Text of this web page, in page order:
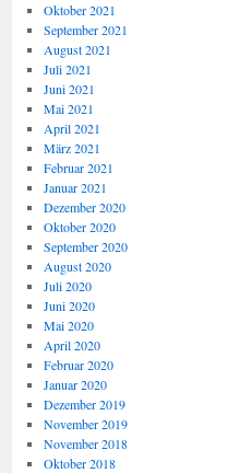
Oktober 2021
September 2021
August 2021
Juli 2021
Juni 2021
Mai 2021
April 2021
März 2021
Februar 2021
Januar 2021
Dezember 2020
Oktober 2020
September 2020
August 2020
Juli 2020
Juni 2020
Mai 2020
April 2020
Februar 2020
Januar 2020
Dezember 2019
November 2019
November 2018
Oktober 2018